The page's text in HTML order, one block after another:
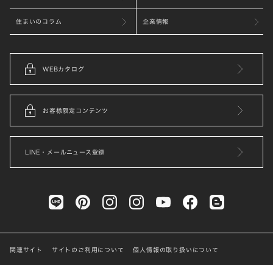
住まいのコラム 企業情報
WEBカタログ
お客様限定コンテンツ
LINE・メールニュース登録
関連サイト サイトのご利用について 個人情報の取り扱いについて